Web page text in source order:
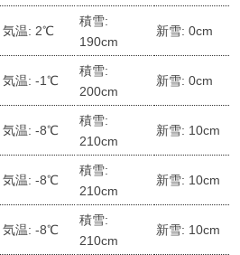
気温: 2℃
積雪:
190cm
新雪: 0cm
気温: -1℃
積雪:
200cm
新雪: 0cm
気温: -8℃
積雪:
210cm
新雪: 10cm
気温: -8℃
積雪:
210cm
新雪: 10cm
気温: -8℃
積雪:
210cm
新雪: 10cm